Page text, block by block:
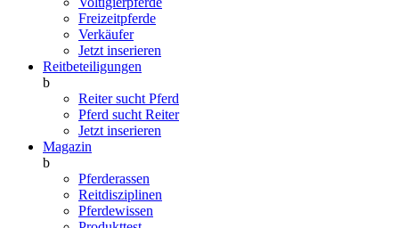
Freizeitpferde
Verkäufer
Jetzt inserieren
Reitbeteiligungen
b
Reiter sucht Pferd
Pferd sucht Reiter
Jetzt inserieren
Magazin
b
Pferderassen
Reitdisziplinen
Pferdewissen